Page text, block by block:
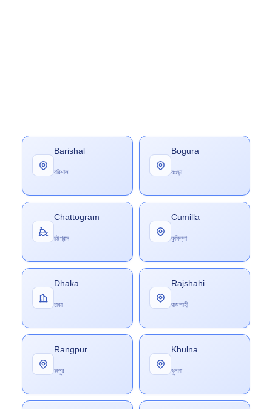
Barishal
বরিশাল
Bogura
বগুড়া
Chattogram
চট্টগ্রাম
Cumilla
কুমিল্লা
Dhaka
ঢাকা
Rajshahi
রাজশাহী
Rangpur
রংপুর
Khulna
খুলনা